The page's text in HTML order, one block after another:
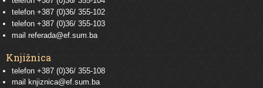
telefon +387 (0)36/ 355-102
telefon +387 (0)36/ 355-103
mail referada@ef.sum.ba
Knjižnica
telefon +387 (0)36/ 355-108
mail
knjiznica@ef.sum.ba